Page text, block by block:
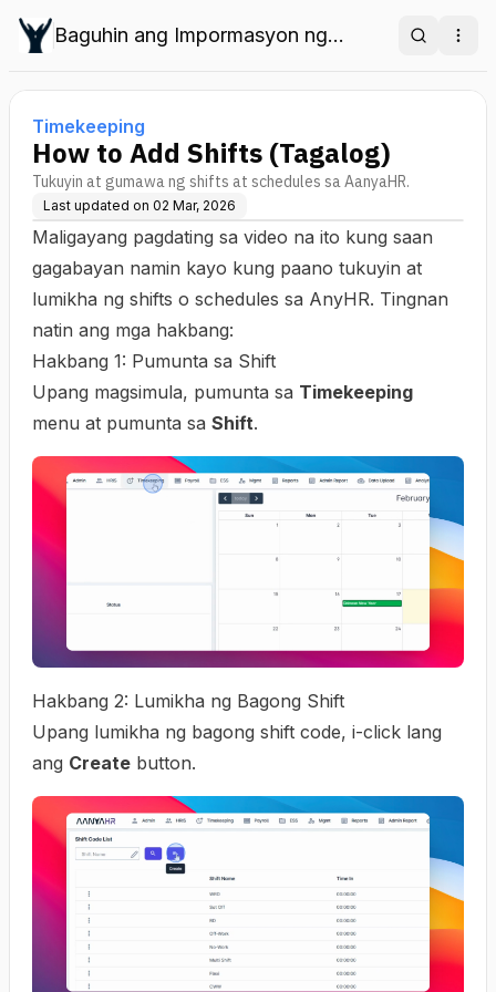
Baguhin ang Impormasyon ng
Search
Timekeeping
How to Add Shifts (Tagalog)
Tukuyin at gumawa ng shifts at schedules sa AanyaHR.
Last updated on 02 Mar, 2026
Maligayang pagdating sa video na ito kung saan
gagabayan namin kayo kung paano tukuyin at
lumikha ng shifts o schedules sa AnyHR. Tingnan
natin ang mga hakbang:
Hakbang 1: Pumunta sa Shift
Upang magsimula, pumunta sa Timekeeping
menu at pumunta sa Shift.
Hakbang 2: Lumikha ng Bagong Shift
Upang lumikha ng bagong shift code, i-click lang
ang Create button.